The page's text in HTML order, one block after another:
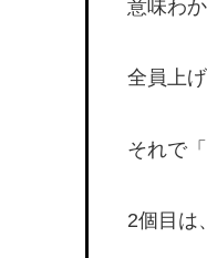
意味わ
全員上
それで
2個目は